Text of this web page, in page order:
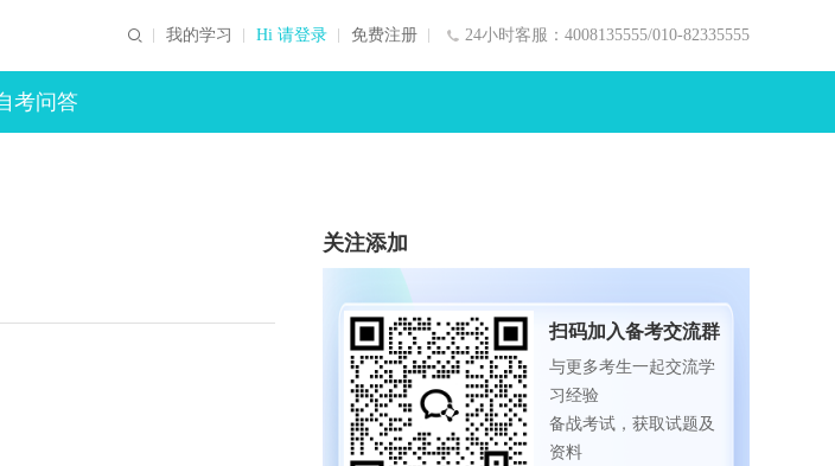
24小时客服：4008135555/010-82335555
我的学习 Hi 请登录 免费注册
考问答
关注添加
扫码加入备考交流群
与更多考生一起交流学
习经验
备战考试，获取试题及
资料